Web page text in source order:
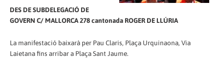
DES DE SUBDELEGACIÓ DE
GOVERN C/ MALLORCA 278 cantonada ROGER DE LLÚRIA
La manifestació baixarà per Pau Claris, Plaça Urquinaona, Via
Laietana fins arribar a Plaça Sant Jaume.